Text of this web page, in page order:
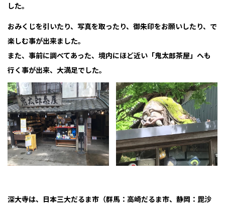
した。
おみくじを引いたり、写真を取ったり、御朱印をお願いしたり、で
楽しむ事が出来ました。
また、事前に調べてあった、境内にほど近い「鬼太郎茶屋」へも
行く事が出来、大満足でした。
深大寺は、日本三大だるま市（群馬：高崎だるま市、静岡：毘沙